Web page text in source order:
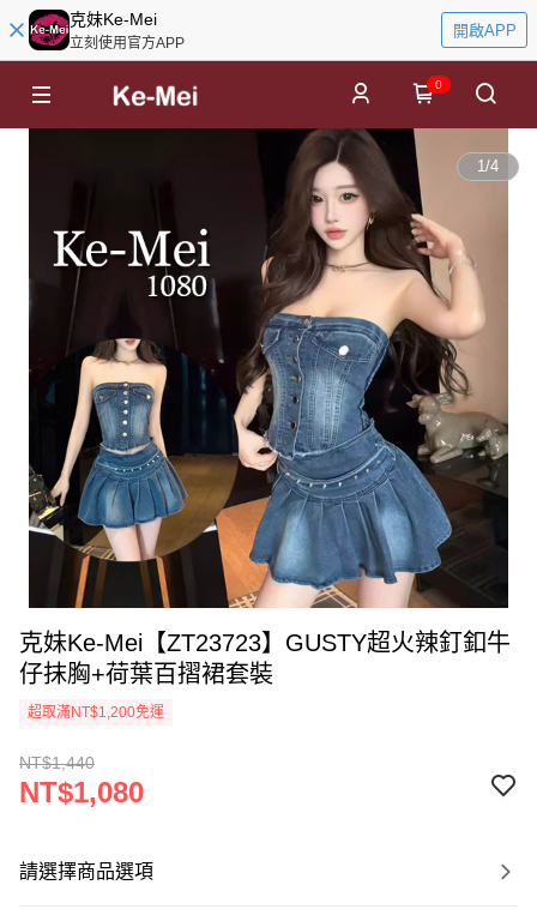
克妹Ke-Mei
立刻使用官方APP
開啟APP
0
1/4
克妹Ke-Mei【ZT23723】GUSTY超火辣釘釦牛
仔抹胸+荷葉百摺裙套裝
超取滿NT$1,200免運
NT$1,440
NT$1,080
請選擇商品選項